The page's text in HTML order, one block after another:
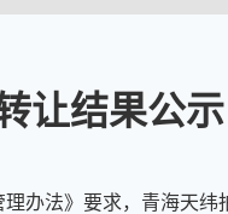
让结果公示
办法》要求，青海天纬